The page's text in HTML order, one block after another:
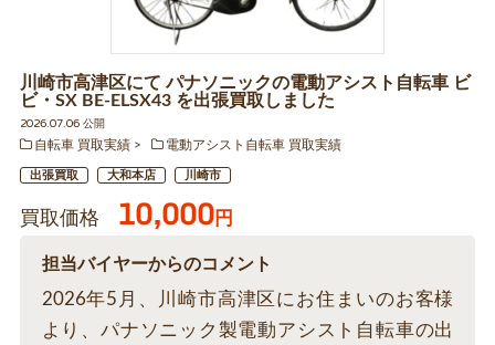
川崎市高津区にて パナソニックの電動アシスト自転車 ビ
ビ・SX BE-ELSX43 を出張買取しました
2026.07.06 公開
自転車 買取実績
電動アシスト自転車 買取実績
出張買取 大和本店 川崎市
買取価格 10,000円
担当バイヤーからのコメント
2026年5月、川崎市高津区にお住まいのお客様
より、パナソニック製電動アシスト自転車の出